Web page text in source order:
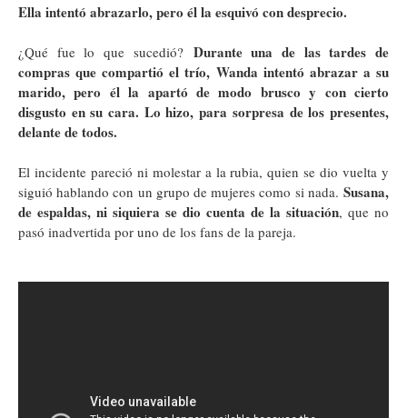
Ella intentó abrazarlo, pero él la esquivó con desprecio.
¿Qué fue lo que sucedió? Durante una de las tardes de
compras que compartió el trío, Wanda intentó abrazar a su
marido, pero él la apartó de modo brusco y con cierto
disgusto en su cara. Lo hizo, para sorpresa de los presentes,
delante de todos.
El incidente pareció ni molestar a la rubia, quien se dio vuelta y
siguió hablando con un grupo de mujeres como si nada. Susana,
de espaldas, ni siquiera se dio cuenta de la situación, que no
pasó inadvertida por uno de los fans de la pareja.